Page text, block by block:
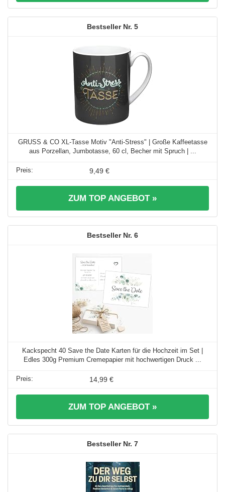
5
GRUSS & CO XL-Tasse Motiv "Anti-Stress" | Große Kaffeetasse
aus Porzellan, Jumbotasse, 60 cl, Becher mit Spruch | ...
9,49 €
ZUM TOP ANGEBOT »
6
Kackspecht 40 Save the Date Karten für die Hochzeit im Set |
Edles 300g Premium Cremepapier mit hochwertigen Druck ...
14,99 €
ZUM TOP ANGEBOT »
7